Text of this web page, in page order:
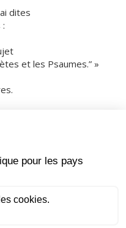
dites
et les Psaumes.” »
le troisième jour,
en son nom,